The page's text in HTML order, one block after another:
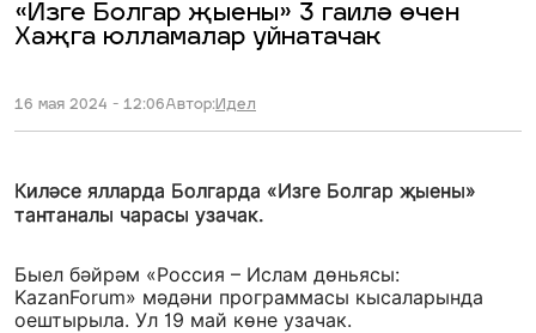
«Изге Болгар җыены» 3 гаилә өчен
Хаҗга юлламалар уйнатачак
16 мая 2024 - 12:06Автор:Идел
Киләсе ялларда Болгарда «Изге Болгар җыены»
тантаналы чарасы узачак.
Быел бәйрәм «Россия – Ислам дөньясы:
KazanForum» мәдәни программасы кысаларында
оештырыла. Ул 19 май көне узачак.